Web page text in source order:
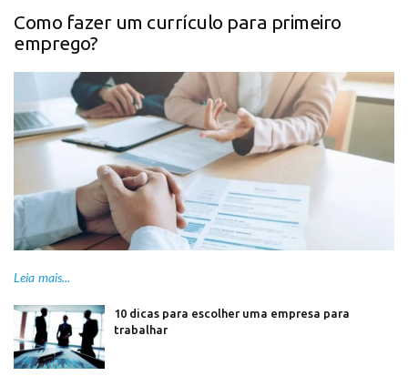
Como fazer um currículo para primeiro
emprego?
Leia mais...
10 dicas para escolher uma empresa para
trabalhar